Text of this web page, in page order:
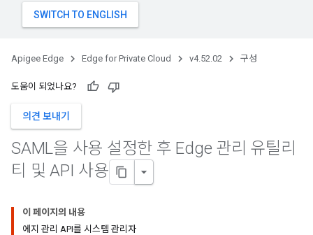
Apigee Edge Edge for Private Cloud v4.52.02 구성
도움이 되었나요?
의견 보내기
SAML을 사용 설정한 후 Edge 관리 유틸리
티 및 API 사용
이 페이지의 내용
에지 관리 API를 시스템 관리자